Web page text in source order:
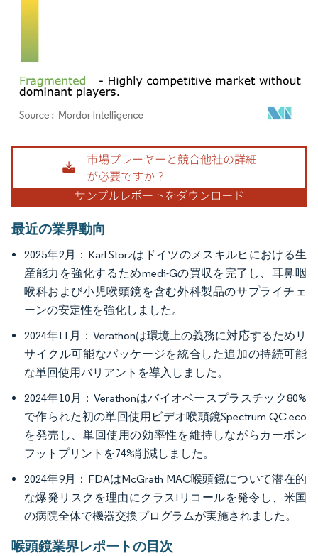
画像 © Mordor Intelligence。再利用にはCC BY 4.0の表示が必要です。
最近の業界動向
2025年2月：Karl Storzはドイツのメスキルヒにおける生
産能力を強化するためmedi-Gの買収を完了し、耳鼻咽
喉科および小児喉頭鏡を含む外科製品のサプライチェ
ーンの安定性を強化しました。
2024年11月：Verathonは環境上の義務に対応するためリ
サイクル可能なパッケージを統合した追加の持続可能
な単回使用バリアントを導入しました。
2024年10月：Verathonはバイオベースプラスチック80%
で作られた初の単回使用ビデオ喉頭鏡Spectrum QC eco
を発売し、単回使用の効率性を維持しながらカーボン
フットプリントを74%削減しました。
2024年9月：FDAはMcGrath MAC喉頭鏡について潜在的
な爆発リスクを理由にクラスIリコールを発令し、米国
の病院全体で機器交換プログラムが実施されました。
喉頭鏡業界レポートの目次